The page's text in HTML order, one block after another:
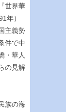
世界華
年）
主義勢
件で中
・華人
の見解
族の海